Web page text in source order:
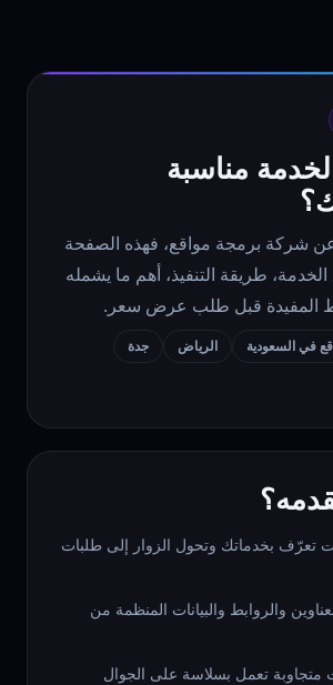
مناسبة
شركة برمجة مواقع، فهذه الصفحة
طريقة التنفيذ، أهم ما يشمله
المفيدة قبل طلب عرض سعر.
في السعودية الرياض
جدة
تعرّف بخدماتك وتحول الزوار إلى طلبات
والروابط والبيانات المنظمة من
متجاوبة تعمل بسلاسة على الجوال